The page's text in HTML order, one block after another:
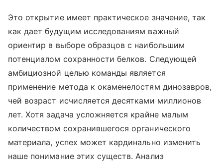
Это открытие имеет практическое значение, так
как дает будущим исследованиям важный
ориентир в выборе образцов с наибольшим
потенциалом сохранности белков. Следующей
амбициозной целью команды является
применение метода к окаменелостям динозавров,
чей возраст исчисляется десятками миллионов
лет. Хотя задача усложняется крайне малым
количеством сохранившегося органического
материала, успех может кардинально изменить
наше понимание этих существ. Анализ